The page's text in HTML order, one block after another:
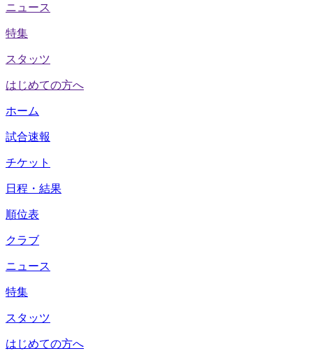
ニュース
特集
スタッツ
はじめての方へ
ホーム
試合速報
チケット
日程・結果
順位表
クラブ
ニュース
特集
スタッツ
はじめての方へ